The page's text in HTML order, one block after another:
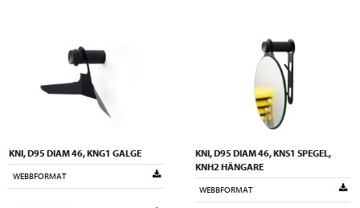
KNI, D95 DIAM 46, KNG1 GALGE
WEBBFORMAT
KNI, D95 DIAM 46, KNS1 SPEGEL,
KNH2 HÄNGARE
WEBBFORMAT